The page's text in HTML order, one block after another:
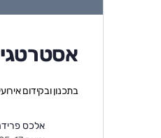
בתכנון ובקידום
אלכס